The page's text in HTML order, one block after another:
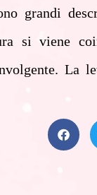
grandi
si viene
La